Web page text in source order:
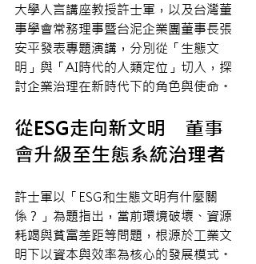
大學人言講座教授許士軍，以及台灣董
事學會常務理事暨台泥企業團董事長張
安平發表專題演講，分別從「生態文
明」與「AI時代的人類定位」切入，探
討企業治理在新時代下的角色與使命。
從ESG走向新文明　董事
會升級至生態系統治理者
許士軍以「ESG和生態文明有什麼關
係？」為題指出，當前環境破壞、資源
耗竭與貧富差距等問題，根源於工業文
明下以資本與效率為核心的發展模式。